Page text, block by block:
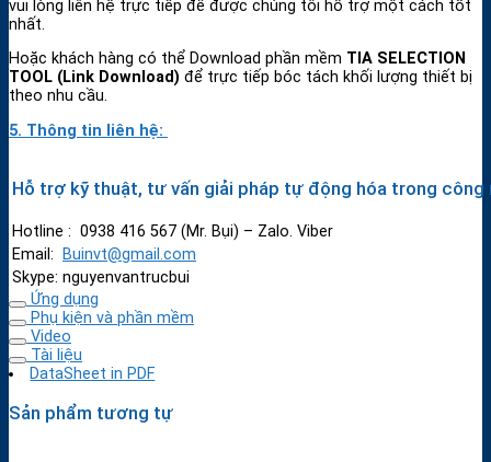
vui lòng liên hệ trực tiếp để được chúng tôi hỗ trợ một cách tốt
nhất.
Hoặc khách hàng có thể Download phần mềm TIA SELECTION
TOOL (Link Download) để trực tiếp bóc tách khối lượng thiết bị
theo nhu cầu.
5. Thông tin liên hệ:
Hỗ trợ kỹ thuật, tư vấn giải pháp tự động hóa trong công
Hotline : 0938 416 567 (Mr. Bụi) – Zalo. Viber
Email:
Buinvt@gmail.com
Skype: nguyenvantrucbui
Ứng dụng
Phụ kiện và phần mềm
Video
Tài liệu
DataSheet in PDF
Sản phẩm tương tự